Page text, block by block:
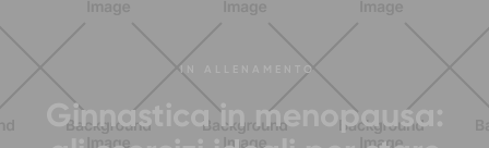
IN ALLENAMENTO
Ginnastica in menopausa: